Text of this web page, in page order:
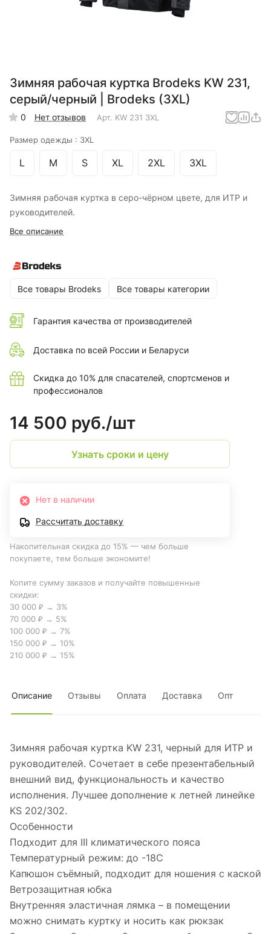
Зимняя рабочая куртка Brodeks KW 231,
серый/черный | Brodeks (3XL)
0 Нет отзывов Арт. KW 231 3XL
Размер одежды : 3XL
L M S XL 2XL 3XL
Зимняя рабочая куртка в серо-чёрном цвете, для ИТР и
руководителей.
Все описание
Все товары Brodeks Все товары категории
Гарантия качества от производителей
Доставка по всей России и Беларуси
Скидка до 10% для спасателей, спортсменов и
профессионалов
14 500 руб./шт
Узнать сроки и цену
Нет в наличии
Рассчитать доставку
Накопительная скидка до 15% — чем больше
покупаете, тем больше экономите!
Копите сумму заказов и получайте повышенные
скидки:
30 000 ₽ → 3%
70 000 ₽ → 5%
100 000 ₽ → 7%
150 000 ₽ → 10%
210 000 ₽ → 15%
Описание Отзывы Оплата Доставка Опт
Зимняя рабочая куртка KW 231, черный для ИТР и
руководителей. Сочетает в себе презентабельный
внешний вид, функциональность и качество
исполнения. Лучшее дополнение к летней линейке
KS 202/302.
Особенности
Подходит для III климатического пояса
Температурный режим: до -18С
Капюшон съёмный, подходит для ношения с каской
Ветрозащитная юбка
Внутренняя эластичная лямка – в помещении
можно снимать куртку и носить как рюкзак